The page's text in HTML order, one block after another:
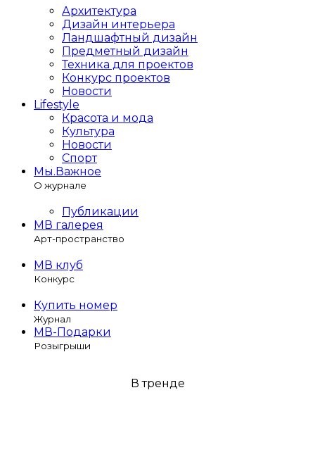
Архитектура
Дизайн интерьера
Ландшафтный дизайн
Предметный дизайн
Техника для проектов
Конкурс проектов
Новости
Lifestyle
Красота и мода
Культура
Новости
Спорт
Мы.Важное
О журнале
Публикации
МВ галерея
Арт-пространство
МВ клуб
Конкурс
Купить номер
Журнал
МВ-Подарки
Розыгрыши
В тренде